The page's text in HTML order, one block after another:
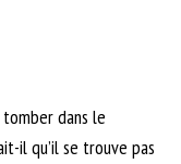
dans le
il qu’il se trouve pas